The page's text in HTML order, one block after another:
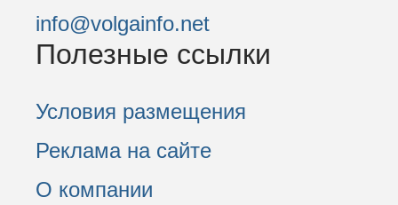
info@volgainfo.net
Полезные ссылки
Условия размещения
Реклама на сайте
О компании